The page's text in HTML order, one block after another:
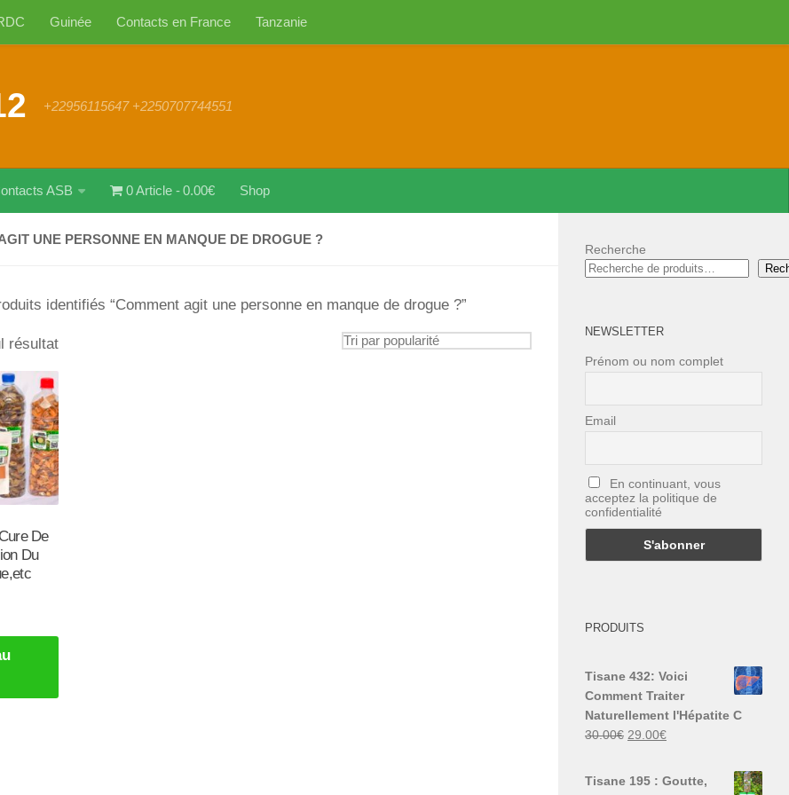
Guinée Contacts en France Tanzanie
+22956115647 +2250707744551
ASB 0 Article 0.00€ Shop
UNE PERSONNE EN MANQUE DE DROGUE ?
identifiés “Comment agit une personne en manque de drogue ?”
résultat
De
Du
Recherche
NEWSLETTER
Prénom ou nom complet
Email
En continuant, vous
acceptez la politique de
confidentialité
PRODUITS
Tisane 432: Voici
Comment Traiter
Naturellement l'Hépatite C
30.00€ Le
29.00€Le
Tisane 195 : Goutte,